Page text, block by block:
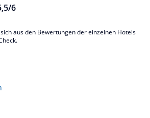
/6
aus den Bewertungen der einzelnen Hotels